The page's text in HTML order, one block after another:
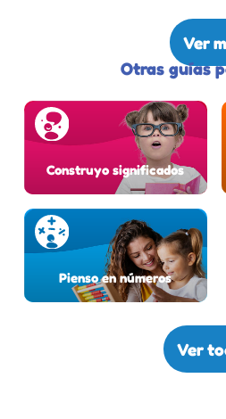
Ver
Otras guías
Construyo significados
Pienso en números
Ver